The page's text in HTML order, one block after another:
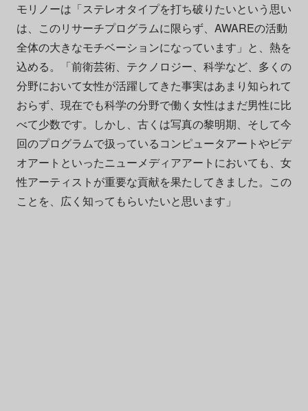
モリノーは「ステレオタイプを打ち破りたいという思い
は、このリサーチプログラムに限らず、AWAREの活動
全体の大きなモチベーションになっています」と、熱を
込める。「前衛芸術、テクノロジー、科学など、多くの
分野において女性が活躍してきた事実はあまり知られて
おらず、現在でも科学の分野で働く女性はまだ男性に比
べて少数です。しかし、古くは写真の黎明期、そして今
回のプログラムで扱っているコンピュータアートやビデ
オアートといったニューメディアアートにおいても、女
性アーティストが重要な貢献を果たしてきました。この
ことを、広く知ってもらいたいと思います」